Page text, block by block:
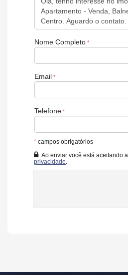
Playground
Brinquedoteca
Piscina Infantil
Bicicletário
Elevador
Entrada para Banhistas
Hidromassagem
Nome Completo
Email
Telefone
* campos obrigatórios
Ao enviar você está aceitando a
privacidade